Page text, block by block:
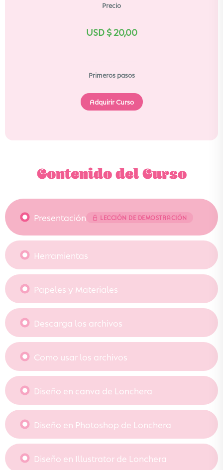
Precio
USD $20,00
Primeros pasos
Adquirir Curso
Contenido del Curso
Presentación LECCIÓN DE DEMOSTRACIÓN
Herramientas
Papeles y Materiales
Descarga los archivos
Como usar los archivos
Diseño en canva de Lonchera
Diseño en Photoshop de Lonchera
Diseño en Illustrator de Lonchera